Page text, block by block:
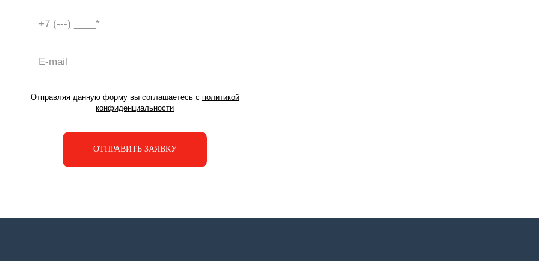
Отправляя данную форму вы соглашаетесь с политикой
конфиденциальности
ОТПРАВИТЬ ЗАЯВКУ